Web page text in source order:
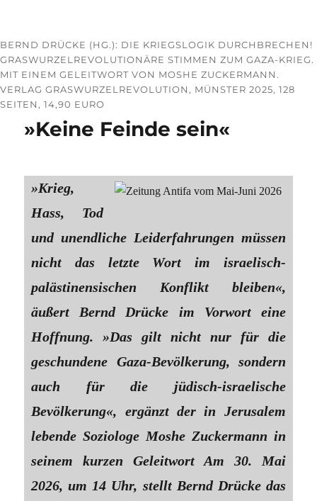
BERND DRÜCKE (HG.): DIE KRIEGSLOGIK DURCHBRECHEN!
GRASWURZELREVOLUTIONÄRE STIMMEN ZUM GAZA-KRIEG.
MIT EINEM GELEITWORT VON MOSHE ZUCKERMANN.
VERLAG GRASWURZELREVOLUTION, MÜNSTER 2025, 128
SEITEN, 14,90 EURO
»Keine Feinde sein«
»Krieg,
Hass, Tod
und unendliche Leiderfahrungen müssen
nicht das letzte Wort im israelisch-
palästinensischen Konflikt bleiben«,
äußert Bernd Drücke im Vorwort eine
Hoffnung. »Das gilt nicht nur für die
geschundene Gaza-Bevölkerung, sondern
auch für die jüdisch-israelische
Bevölkerung«, ergänzt der in Jerusalem
lebende Soziologe Moshe Zuckermann in
seinem kurzen Geleitwort Am 30. Mai
2026, um 14 Uhr, stellt Bernd Drücke das